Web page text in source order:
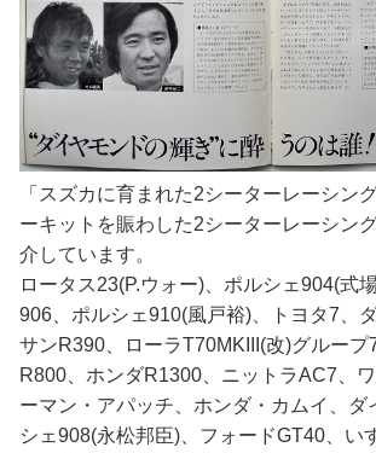
「スズカに育まれた2シーターレーシン
ーキットを賑わした2シーターレーシン
介しています。
ロータス23(P.ウォー)、ポルシェ904(式
906、ポルシェ910(風戸裕)、トヨタ7、
サンR390、ローラT70MKIII(改)グループ
R800、ホンダR1300、ニットラAC7、
ーマン・アパッチ、ホンダ・カムイ、ダ
シェ908(永松邦臣)、フォードGT40、い